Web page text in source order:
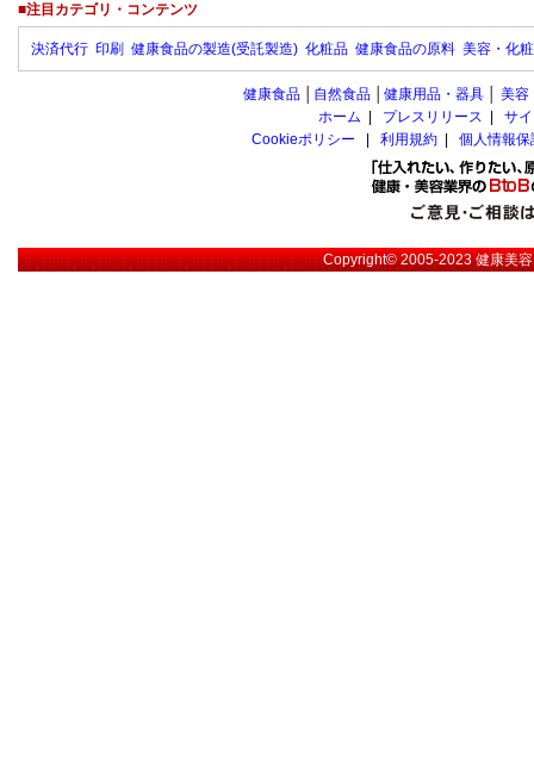
■注目カテゴリ・コンテンツ
決済代行 印刷 健康食品の製造(受託製造) 化粧品 健康食品の原料 美容・化
健康食品 自然食品 健康用品・器具 美容
ホーム
プレスリリース
サ
Cookieポリシー
利用規約 個人情報
Copyright© 2005-2023健康美